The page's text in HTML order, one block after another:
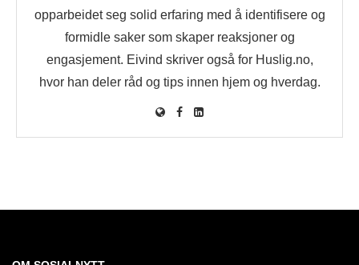
opparbeidet seg solid erfaring med å identifisere og
formidle saker som skaper reaksjoner og
engasjement. Eivind skriver også for Huslig.no,
hvor han deler råd og tips innen hjem og hverdag.